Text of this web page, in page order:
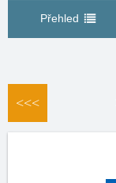
Přehled
<<<